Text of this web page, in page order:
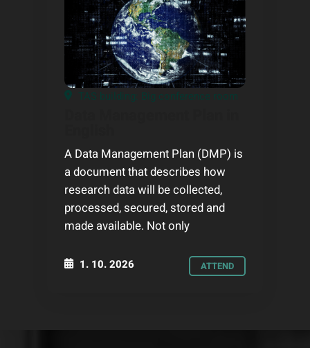
TAS building: Big conference room
A Data Management Plan (DMP) is
a document that describes how
research data will be collected,
processed, secured, stored and
made available. Not only
1. 10. 2026 ATTEND